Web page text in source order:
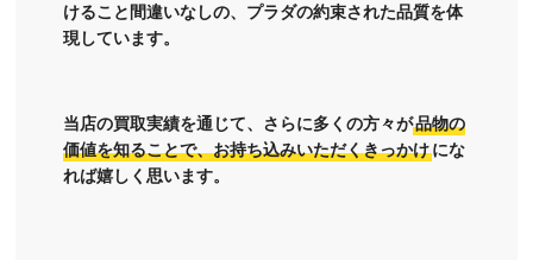
けること間違いなしの、プラダの約束された品質を体
現しています。
当店の買取実績を通じて、さらに多くの方々が品物の
価値を知ることで、お持ち込みいただくきっかけにな
れば嬉しく思います。